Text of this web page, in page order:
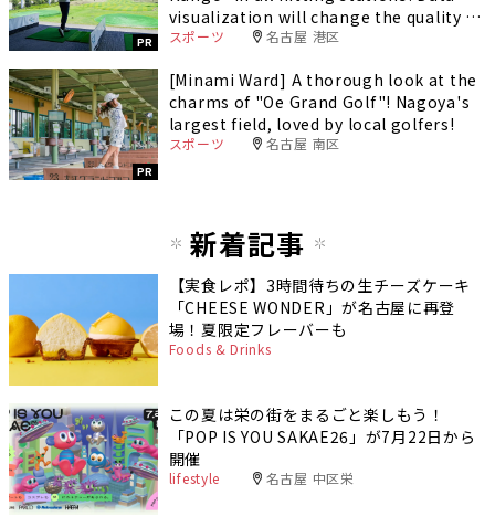
PR
visualization will change the quality of
your practice.
スポーツ 名古屋 港区
PR
[Minami Ward] A thorough look at the
charms of "Oe Grand Golf"! Nagoya's
largest field, loved by local golfers!
スポーツ 名古屋 南区
新着記事
【実食レポ】3時間待ちの生チーズケーキ
「CHEESE WONDER」が名古屋に再登
場！夏限定フレーバーも
Foods & Drinks
この夏は栄の街をまるごと楽しもう！
「POP IS YOU SAKAE26」が7月22日から
開催
lifestyle 名古屋 中区栄